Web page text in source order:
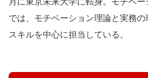
では、モチベーション理論と実務
スキルを中心に担当している。